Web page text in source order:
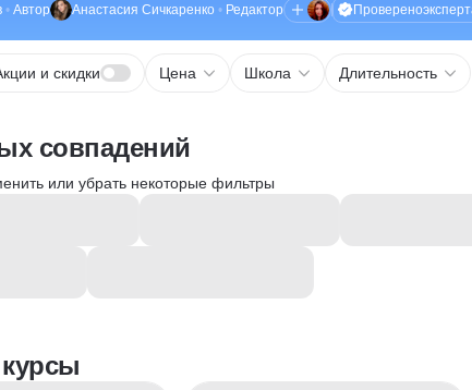
• Автор Анастасия Сичкаренко • Редактор Проверено
и скидки Цена Школа Длительность
совпадений
или убрать некоторые фильтры